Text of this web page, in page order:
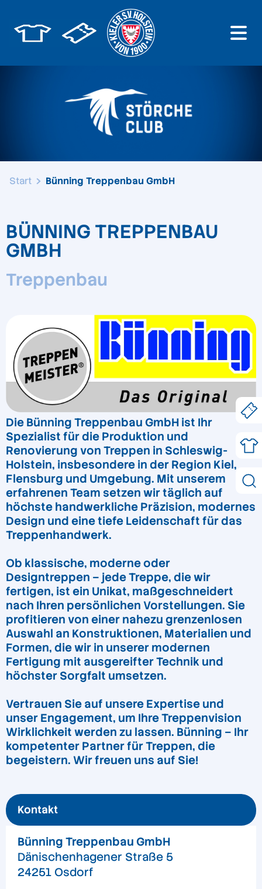
Start Bünning Treppenbau GmbH
BÜNNING TREPPENBAU
GMBH
Treppenbau
Die Bünning Treppenbau GmbH ist Ihr
Spezialist für die Produktion und
Renovierung von Treppen in Schleswig-
Holstein, insbesondere in der Region Kiel,
Flensburg und Umgebung. Mit unserem
erfahrenen Team setzen wir täglich auf
höchste handwerkliche Präzision, modernes
Design und eine tiefe Leidenschaft für das
Treppenhandwerk.
Ob klassische, moderne oder
Designtreppen – jede Treppe, die wir
fertigen, ist ein Unikat, maßgeschneidert
nach Ihren persönlichen Vorstellungen. Sie
profitieren von einer nahezu grenzenlosen
Auswahl an Konstruktionen, Materialien und
Formen, die wir in unserer modernen
Fertigung mit ausgereifter Technik und
höchster Sorgfalt umsetzen.
Vertrauen Sie auf unsere Expertise und
unser Engagement, um Ihre Treppenvision
Wirklichkeit werden zu lassen. Bünning – Ihr
kompetenter Partner für Treppen, die
begeistern. Wir freuen uns auf Sie!
Kontakt
Bünning Treppenbau GmbH
Dänischenhagener Straße 5
24251 Osdorf